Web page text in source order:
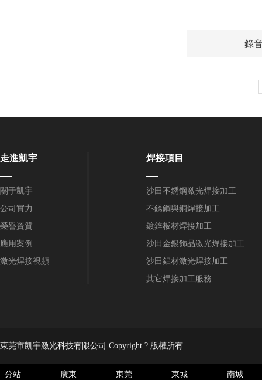
錄
走進凱宇
關于凱宇
公司實力
榮譽資質
應用案例
激光焊接視頻
焊接項目
沙田不銹鋼激光焊接加工
不銹鋼與銅焊接加工
鍍鋅板材焊接加工
沙田金銀飾品激光焊接加工
沙田鋁材激光焊接加工
其它焊接加工服務
東莞市凱宇激光科技有限公司 Copyright ? 版權所有
分站 廣東 東莞 東城
南城